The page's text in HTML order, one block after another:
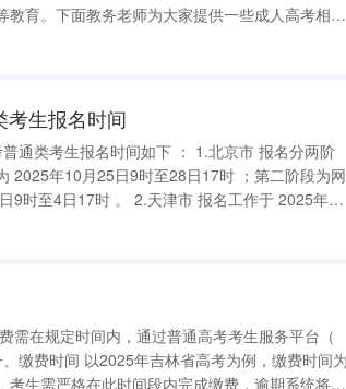
育。下面教务老师为大家提供一些成人高考相关
考生报名时间
信息两个阶